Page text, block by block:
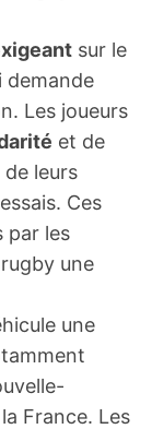
sur le
demande
Les joueurs
et de
leurs
Ces
par les
une
une
France. Les